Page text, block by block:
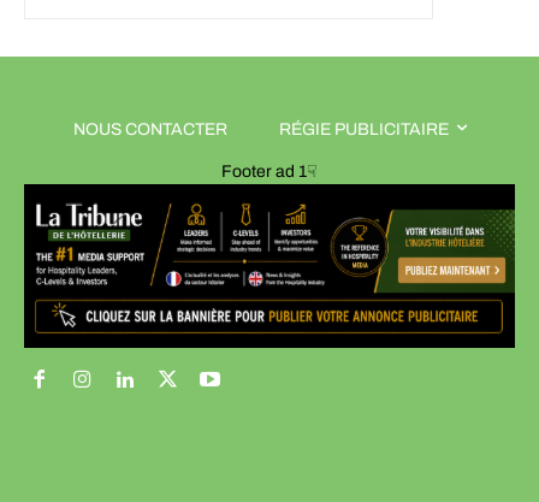
NOUS CONTACTER RÉGIE PUBLICITAIRE
Footer ad 1☟